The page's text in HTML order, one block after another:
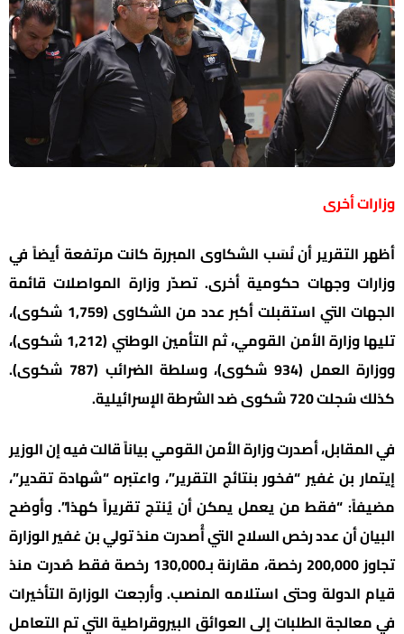
وزارات أخرى
أظهر التقرير أن نُسَب الشكاوى المبررة كانت مرتفعة أيضاً في
وزارات وجهات حكومية أخرى. تصدّر وزارة المواصلات قائمة
الجهات التي استقبلت أكبر عدد من الشكاوى (1,759 شكوى)،
تليها وزارة الأمن القومي، ثم التأمين الوطني (1,212 شكوى)،
ووزارة العمل (934 شكوى)، وسلطة الضرائب (787 شكوى).
كذلك سُجلت 720 شكوى ضد الشرطة الإسرائيلية.
في المقابل، أصدرت وزارة الأمن القومي بياناً قالت فيه إن الوزير
إيتمار بن غفير “فخور بنتائج التقرير”، واعتبره “شهادة تقدير”،
مضيفاً: “فقط من يعمل يمكن أن يُنتج تقريراً كهذا”. وأوضح
البيان أن عدد رخص السلاح التي أُصدرت منذ تولي بن غفير الوزارة
تجاوز 200,000 رخصة، مقارنة بـ130,000 رخصة فقط صُدرت منذ
قيام الدولة وحتى استلامه المنصب. وأرجعت الوزارة التأخيرات
في معالجة الطلبات إلى العوائق البيروقراطية التي تم التعامل